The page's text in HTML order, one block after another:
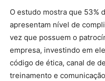
O estudo mostra que 53%
apresentam nível de
vez que possuem o
empresa, investindo em
código de ética, canal de
treinamento e